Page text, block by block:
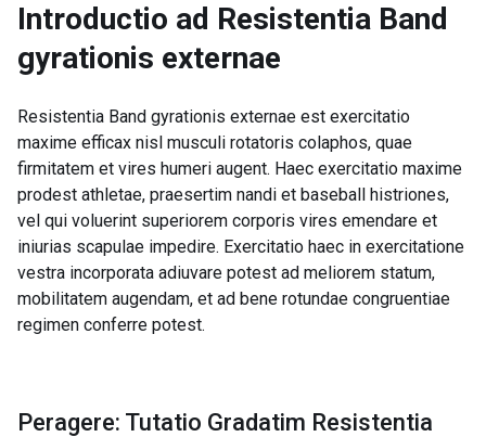
Introductio ad Resistentia Band
gyrationis externae
Resistentia Band gyrationis externae est exercitatio
maxime efficax nisl musculi rotatoris colaphos, quae
firmitatem et vires humeri augent. Haec exercitatio maxime
prodest athletae, praesertim nandi et baseball histriones,
vel qui voluerint superiorem corporis vires emendare et
iniurias scapulae impedire. Exercitatio haec in exercitatione
vestra incorporata adiuvare potest ad meliorem statum,
mobilitatem augendam, et ad bene rotundae congruentiae
regimen conferre potest.
Peragere: Tutatio Gradatim Resistentia